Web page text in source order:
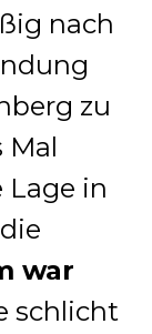
nach
zu
Mal
in
war
schlicht